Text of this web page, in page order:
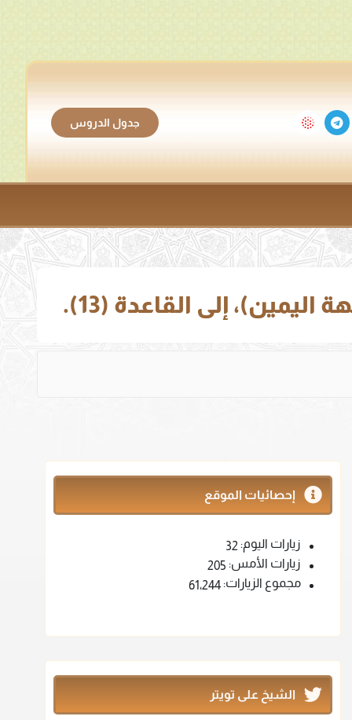
جدول الدروس
إحصائيات الموقع
زيارات اليوم: 32
زيارات الأمس: 205
مجموع الزيارات: 61٬244
الشيخ على تويتر